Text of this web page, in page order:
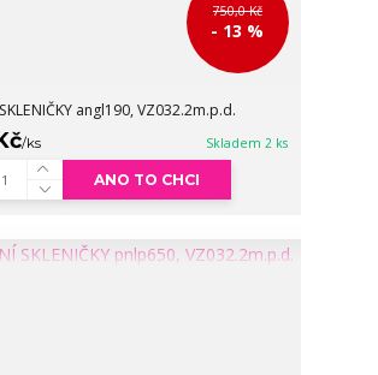
750,0 Kč
- 13 %
angl190, VZ032.2m.p.d.
/ks Skladem 2 ks
ANO TO CHCI